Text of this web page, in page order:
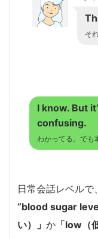
そ
I know. But
confusing.
わかってる。でも
日常会話レベルで、
“blood sugar
い）」 か 「low（